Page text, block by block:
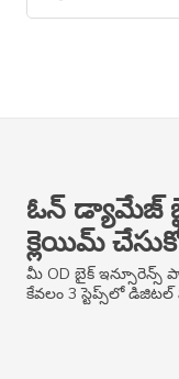
ఓన్ డ్యామేజ్
క్లెయిమ్​
మీ OD బైక్ ఇన్సూరెన్స్
కేవలం 3 స్టెప్స్​లో